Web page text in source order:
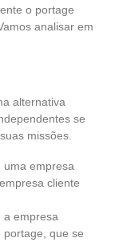
o portage
analisar em
alternativa
se
missões.
uma empresa
cliente
a empresa
que se